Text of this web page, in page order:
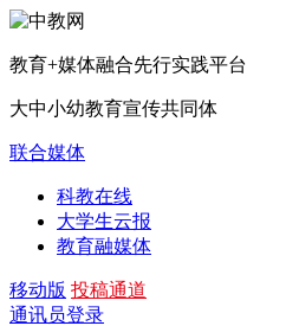
教育+媒体融合先行实践平台
大中小幼教育宣传共同体
联合媒体
科教在线
大学生云报
教育融媒体
移动版 投稿通道
通讯员登录